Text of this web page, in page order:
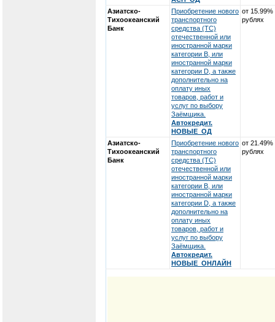
Азиатско-
Тихоокеанский
Банк
Приобретение нового
транспортного
средства (ТС)
отечественной или
иностранной марки
категории В, или
иностранной марки
категории D, а также
дополнительно на
оплату иных
товаров, работ и
услуг по выбору
Заёмщика.
Автокредит.
НОВЫЕ_ОД
от 15.99%
рублях
Азиатско-
Тихоокеанский
Банк
Приобретение нового
транспортного
средства (ТС)
отечественной или
иностранной марки
категории В, или
иностранной марки
категории D, а также
дополнительно на
оплату иных
товаров, работ и
услуг по выбору
Заёмщика.
Автокредит.
НОВЫЕ_ОНЛАЙН
от 21.49%
рублях